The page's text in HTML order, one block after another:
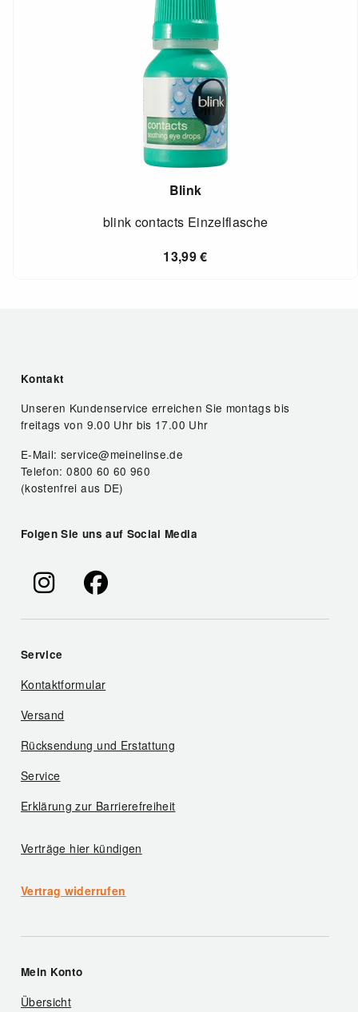
Blink
blink contacts Einzelflasche
13,99€
Kontakt
Unseren Kundenservice erreichen Sie montags bis
freitags von 9.00 Uhr bis 17.00 Uhr
E-Mail: service@meinelinse.de
Telefon: 0800 60 60 960
(kostenfrei aus DE)
Folgen Sie uns auf Social Media
Service
Kontaktformular
Versand
Rücksendung und Erstattung
Service
Erklärung zur Barrierefreiheit
Verträge hier kündigen
Vertrag widerrufen
Mein Konto
Übersicht